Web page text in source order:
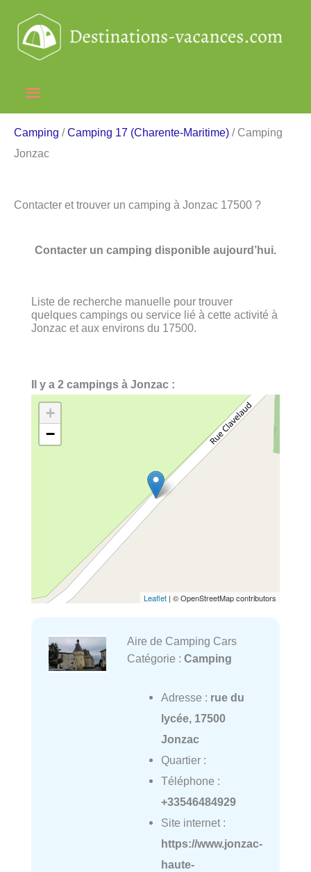
contenu
Menu
principal
Camping /Camping 17 (Charente-Maritime) / Camping
Jonzac
Contacter et trouver un camping à Jonzac 17500 ?
Contacter un camping disponible aujourd’hui.
Liste de recherche manuelle pour trouver
quelques campings ou service lié à cette activité à
Jonzac et aux environs du 17500.
Il y a 2 campings à Jonzac :
+
−
Leaflet | © OpenStreetMap contributors
Aire de Camping Cars
Catégorie : Camping
Adresse : rue du
lycée, 17500
Jonzac
Quartier :
Téléphone :
+33546484929
Site internet :
https://www.jonzac-
haute-